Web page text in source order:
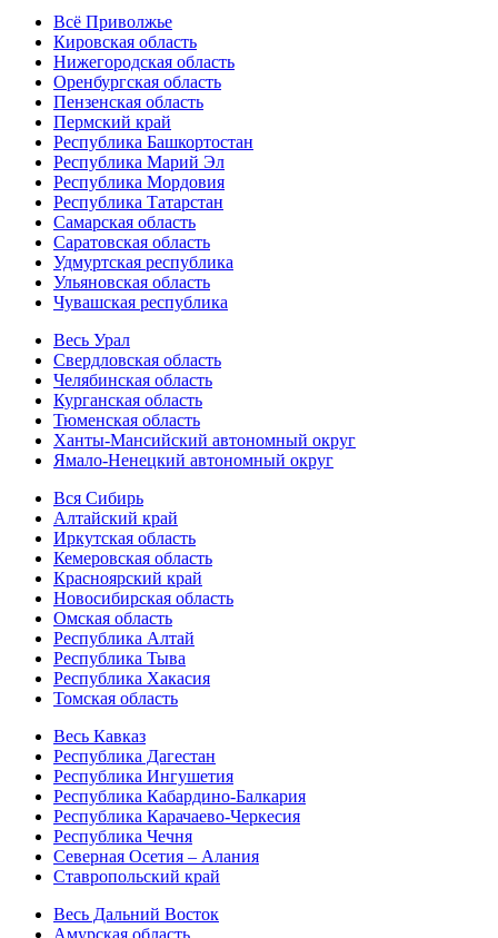
Всё Приволжье
Кировская область
Нижегородская область
Оренбургская область
Пензенская область
Пермский край
Республика Башкортостан
Республика Марий Эл
Республика Мордовия
Республика Татарстан
Самарская область
Саратовская область
Удмуртская республика
Ульяновская область
Чувашская республика
Весь Урал
Свердловская область
Челябинская область
Курганская область
Тюменская область
Ханты-Мансийский автономный округ
Ямало-Ненецкий автономный округ
Вся Сибирь
Алтайский край
Иркутская область
Кемеровская область
Красноярский край
Новосибирская область
Омская область
Республика Алтай
Республика Тыва
Республика Хакасия
Томская область
Весь Кавказ
Республика Дагестан
Республика Ингушетия
Республика Кабардино-Балкария
Республика Карачаево-Черкесия
Республика Чечня
Северная Осетия – Алания
Ставропольский край
Весь Дальний Восток
Амурская область